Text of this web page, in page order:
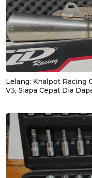
Lelang: Knalpot Racing
V3, Siapa Cepat Dia